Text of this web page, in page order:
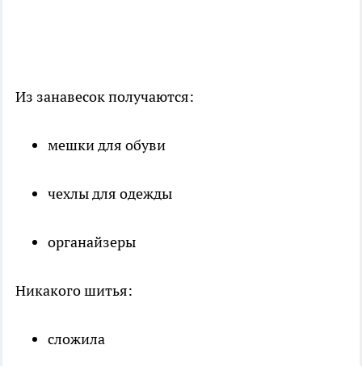
Из занавесок получаются:
мешки для обуви
чехлы для одежды
органайзеры
Никакого шитья:
сложила